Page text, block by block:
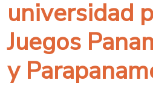
universidad
Juegos
y